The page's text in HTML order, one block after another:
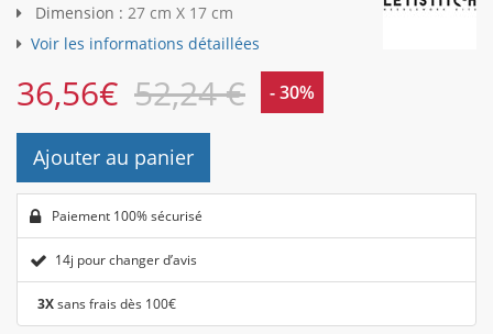
Dimension : 27 cm X 17 cm
Voir les informations détaillées
36,56€ 52,24 € - 30%
Ajouter au panier
Paiement 100% sécurisé
14j pour changer d’avis
3Xsans frais dès 100€